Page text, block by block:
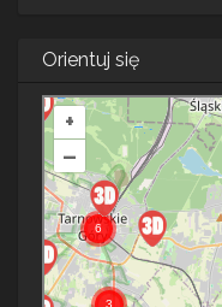
Orientuj się
+
–